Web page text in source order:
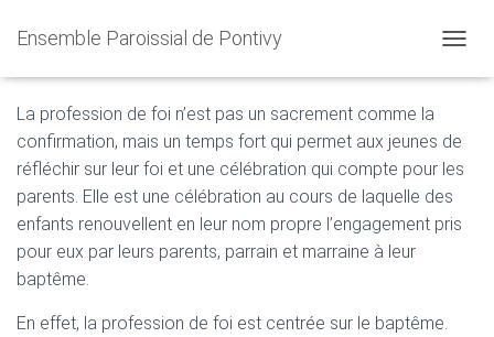
Ensemble Paroissial de Pontivy
U
I
E
Profession de Foi
La profession de foi n’est pas un sacrement comme la
confirmation, mais un temps fort qui permet aux jeunes de
réfléchir sur leur foi et une célébration qui compte pour les
parents. Elle est une célébration au cours de laquelle des
enfants renouvellent en leur nom propre l’engagement pris
pour eux par leurs parents, parrain et marraine à leur
baptême.
En effet, la profession de foi est centrée sur le baptême.